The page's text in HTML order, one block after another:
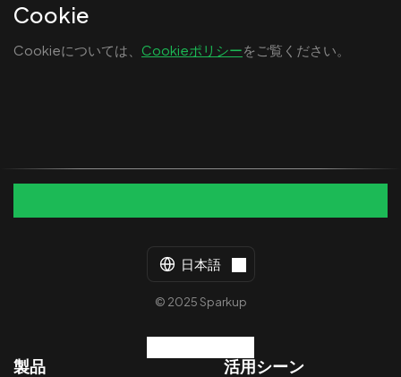
Cookie
Cookieについては、 Cookieポリシーをご覧ください。
日本語
© 2025 Sparkup
製品 活用シーン